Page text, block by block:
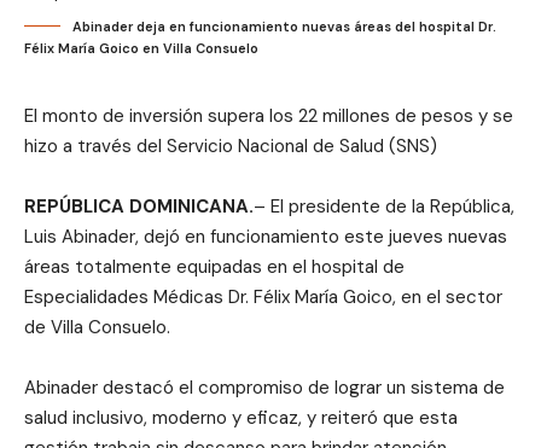
Abinader deja en funcionamiento nuevas áreas del hospital Dr.
Félix María Goico en Villa Consuelo
El monto de inversión supera los 22 millones de pesos y se
hizo a través del Servicio Nacional de Salud (SNS)
REPÚBLICA DOMINICANA.– El presidente de la República,
Luis Abinader, dejó en funcionamiento este jueves nuevas
áreas totalmente equipadas en el hospital de
Especialidades Médicas Dr. Félix María Goico, en el sector
de Villa Consuelo.
Abinader destacó el compromiso de lograr un sistema de
salud inclusivo, moderno y eficaz, y reiteró que esta